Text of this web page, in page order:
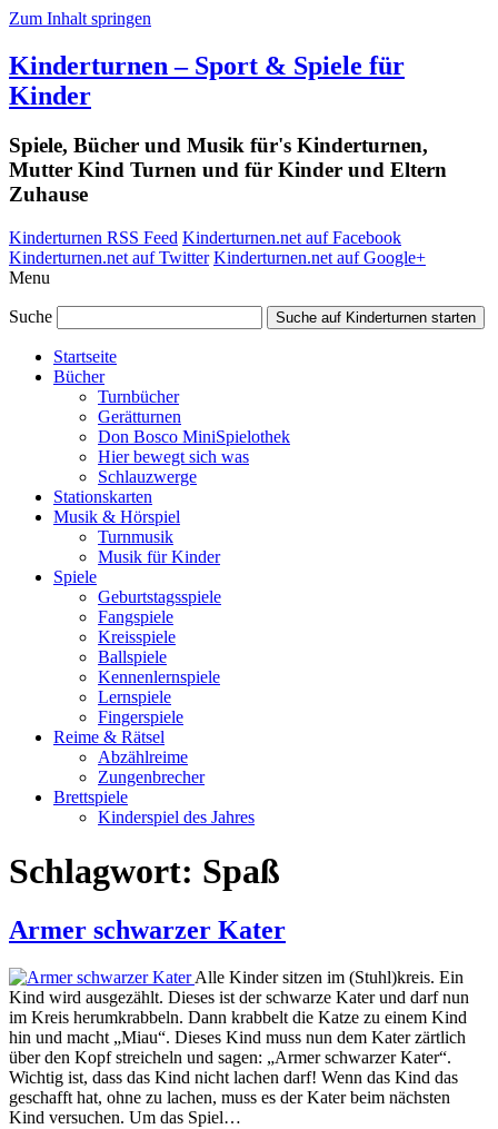
Zum Inhalt springen
Kinderturnen – Sport & Spiele für
Kinder
Spiele, Bücher und Musik für's Kinderturnen,
Mutter Kind Turnen und für Kinder und Eltern
Zuhause
Kinderturnen RSS Feed Kinderturnen.net auf Facebook
Kinderturnen.net auf Twitter Kinderturnen.net auf Google+
Menu
Suche Suche auf Kinderturnen starten
Startseite
Bücher
Turnbücher
Gerätturnen
Don Bosco MiniSpielothek
Hier bewegt sich was
Schlauzwerge
Stationskarten
Musik & Hörspiel
Turnmusik
Musik für Kinder
Spiele
Geburtstagsspiele
Fangspiele
Kreisspiele
Ballspiele
Kennenlernspiele
Lernspiele
Fingerspiele
Reime & Rätsel
Abzählreime
Zungenbrecher
Brettspiele
Kinderspiel des Jahres
Schlagwort: Spaß
Armer schwarzer Kater
Alle Kinder sitzen im (Stuhl)kreis. Ein
Kind wird ausgezählt. Dieses ist der schwarze Kater und darf nun
im Kreis herumkrabbeln. Dann krabbelt die Katze zu einem Kind
hin und macht „Miau“. Dieses Kind muss nun dem Kater zärtlich
über den Kopf streicheln und sagen: „Armer schwarzer Kater“.
Wichtig ist, dass das Kind nicht lachen darf! Wenn das Kind das
geschafft hat, ohne zu lachen, muss es der Kater beim nächsten
Kind versuchen. Um das Spiel…